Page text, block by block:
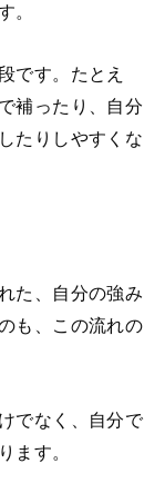
。
です。たとえ
補ったり、自分
たりしやすくな
た、自分の強み
も、この流れの
でなく、自分で
ます。